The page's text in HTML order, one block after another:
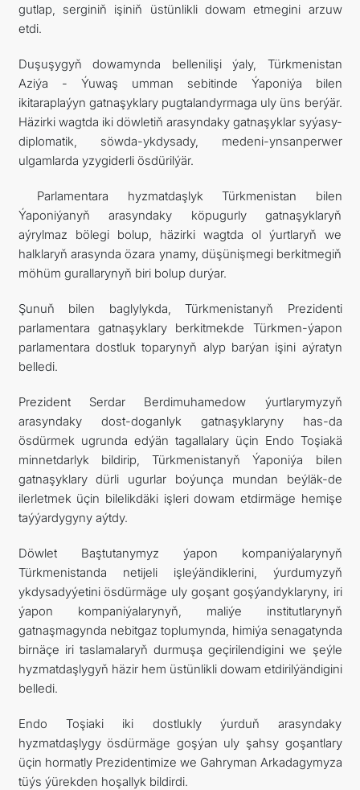
gutlap, serginiň işiniň üstünlikli dowam etmegini arzuw
etdi.
Duşuşygyň dowamynda bellenilişi ýaly, Türkmenistan
Aziýa - Ýuwaş umman sebitinde Ýaponiýa bilen
ikitaraplaýyn gatnaşyklary pugtalandyrmaga uly üns berýär.
Häzirki wagtda iki döwletiň arasyndaky gatnaşyklar syýasy-
diplomatik, söwda-ykdysady, medeni-ynsanperwer
ulgamlarda yzygiderli ösdürilýär.
Parlamentara hyzmatdaşlyk Türkmenistan bilen
Ýaponiýanyň arasyndaky köpugurly gatnaşyklaryň
aýrylmaz bölegi bolup, häzirki wagtda ol ýurtlaryň we
halklaryň arasynda özara ynamy, düşünişmegi berkitmegiň
möhüm gurallarynyň biri bolup durýar.
Şunuň bilen baglylykda, Türkmenistanyň Prezidenti
parlamentara gatnaşyklary berkitmekde Türkmen-ýapon
parlamentara dostluk toparynyň alyp barýan işini aýratyn
belledi.
Prezident Serdar Berdimuhamedow ýurtlarymyzyň
arasyndaky dost-doganlyk gatnaşyklaryny has-da
ösdürmek ugrunda edýän tagallalary üçin Endo Toşiakä
minnetdarlyk bildirip, Türkmenistanyň Ýaponiýa bilen
gatnaşyklary dürli ugurlar boýunça mundan beýläk-de
ilerletmek üçin bilelikdäki işleri dowam etdirmäge hemişe
taýýardygyny aýtdy.
Döwlet Baştutanymyz ýapon kompaniýalarynyň
Türkmenistanda netijeli işleýändiklerini, ýurdumyzyň
ykdysadyýetini ösdürmäge uly goşant goşýandyklaryny, iri
ýapon kompaniýalarynyň, maliýe institutlarynyň
gatnaşmagynda nebitgaz toplumynda, himiýa senagatynda
birnäçe iri taslamalaryň durmuşa geçirilendigini we şeýle
hyzmatdaşlygyň häzir hem üstünlikli dowam etdirilýändigini
belledi.
Endo Toşiaki iki dostlukly ýurduň arasyndaky
hyzmatdaşlygy ösdürmäge goşýan uly şahsy goşantlary
üçin hormatly Prezidentimize we Gahryman Arkadagymyza
tüýs ýürekden hoşallyk bildirdi.